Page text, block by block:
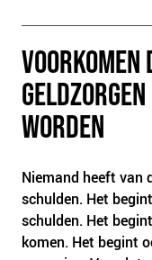
DOORBRAAKMETHODE
COLLECTIEF
DE
OVER ONS
VISIE EN MISSIE
HET TEAM
WORDEN
Niemand heeft van
schulden. Het
schulden. Het
komen. Het begint